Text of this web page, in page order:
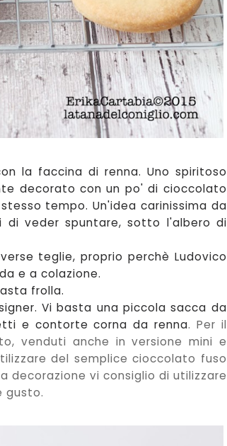
la faccina di renna. Uno spiritoso
decorato con un po' di cioccolato
tempo.Un'idea carinissima da
di veder spuntare, sotto l'albero di
teglie, proprio perchè Ludovico
a e a colazione.
sta frolla.
. Vi basta una piccola sacca da
e contorte corna da renna. Per il
venduti anche inversione mini e
del semplice cioccolato fuso
decorazione vi consiglio di utilizzare
gusto.